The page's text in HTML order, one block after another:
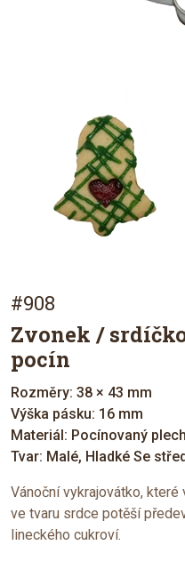
#908
Zvonek /
pocín
Rozměry: 38 × 43 mm
Výška pásku: 16 mm
Materiál: Pocínovaný plech
Tvar: Malé, Hladké Se
Vánoční vykrajovátko,
ve tvaru srdce potěší
lineckého cukroví.